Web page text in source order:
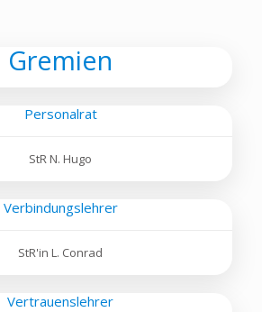
Gremien
Personalrat
StR N. Hugo
Verbindungslehrer
StR'in L. Conrad
Vertrauenslehrer